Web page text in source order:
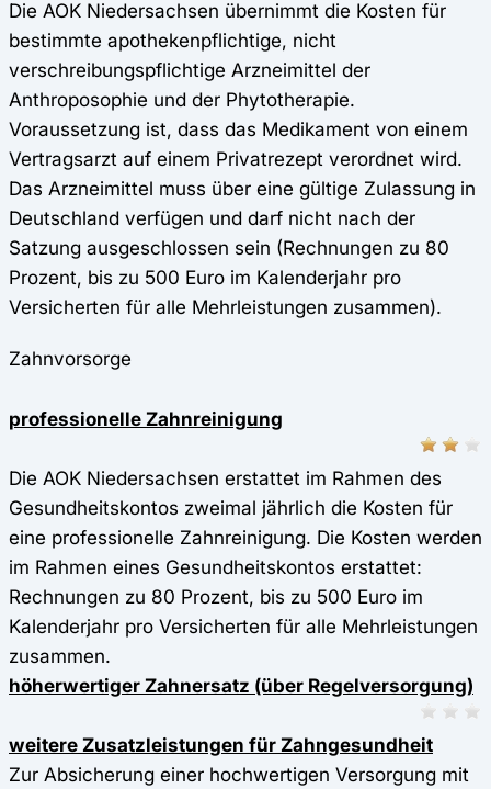
Die AOK Niedersachsen übernimmt die Kosten für
bestimmte apothekenpflichtige, nicht
verschreibungspflichtige Arzneimittel der
Anthroposophie und der Phytotherapie.
Voraussetzung ist, dass das Medikament von einem
Vertragsarzt auf einem Privatrezept verordnet wird.
Das Arzneimittel muss über eine gültige Zulassung in
Deutschland verfügen und darf nicht nach der
Satzung ausgeschlossen sein (Rechnungen zu 80
Prozent, bis zu 500 Euro im Kalenderjahr pro
Versicherten für alle Mehrleistungen zusammen).
Zahnvorsorge
professionelle Zahnreinigung
Die AOK Niedersachsen erstattet im Rahmen des
Gesundheitskontos zweimal jährlich die Kosten für
eine professionelle Zahnreinigung. Die Kosten werden
im Rahmen eines Gesundheitskontos erstattet:
Rechnungen zu 80 Prozent, bis zu 500 Euro im
Kalenderjahr pro Versicherten für alle Mehrleistungen
zusammen.
höherwertiger Zahnersatz (über Regelversorgung)
weitere Zusatzleistungen für Zahngesundheit
Zur Absicherung einer hochwertigen Versorgung mit